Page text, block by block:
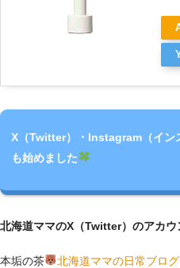
X（Twitter）・Instagram（イン
も始めました
北海道ママのX（Twitter）のアカウ
本垢の茶
北海道ママの日常ブロ